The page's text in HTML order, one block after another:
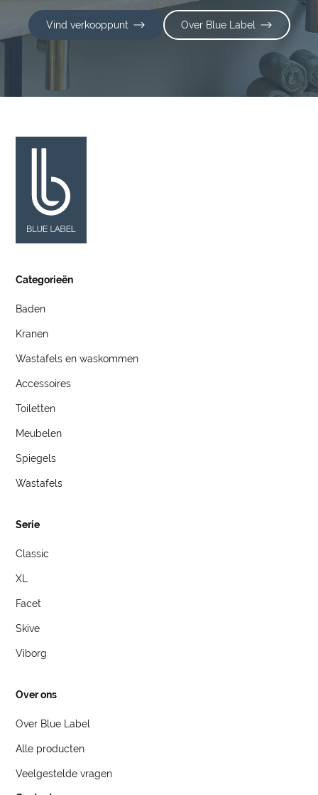
Vind verkooppunt Over Blue Label
Categorieën
Baden
Kranen
Wastafels en waskommen
Accessoires
Toiletten
Meubelen
Spiegels
Wastafels
Serie
Classic
XL
Facet
Skive
Viborg
Over ons
Over Blue Label
Alle producten
Veelgestelde vragen